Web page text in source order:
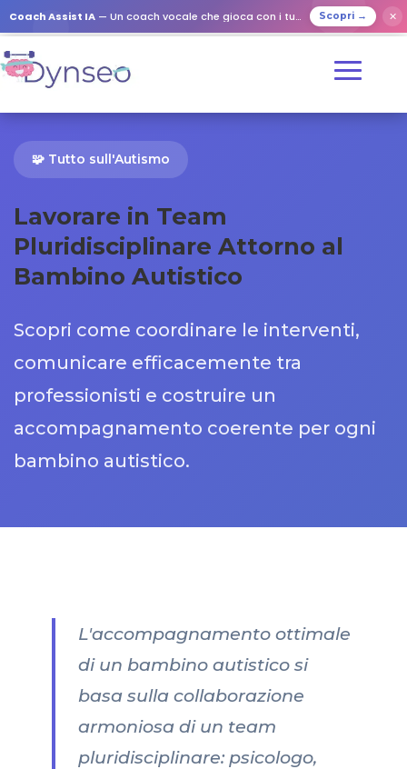
Coach Assist IA — Un coach vocale che gioca con i tuoi cari Scopri → ✕
🧩 Tutto sull'Autismo
Lavorare in Team
Pluridisciplinare Attorno al
Bambino Autistico
Scopri come coordinare le interventi,
comunicare efficacemente tra
professionisti e costruire un
accompagnamento coerente per ogni
bambino autistico.
L'accompagnamento ottimale
di un bambino autistico si
basa sulla collaborazione
armoniosa di un team
pluridisciplinare: psicologo,